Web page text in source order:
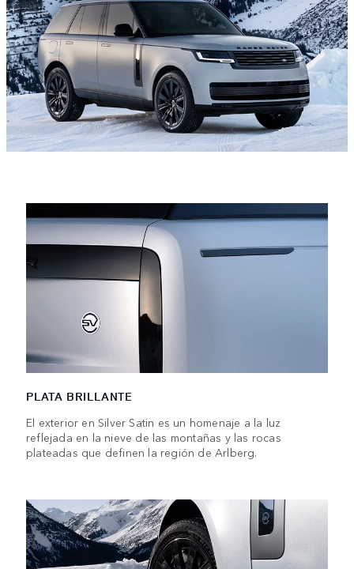
PLATA BRILLANTE
El exterior en Silver Satin es un homenaje a la luz
reflejada en la nieve de las montañas y las rocas
plateadas que definen la región de Arlberg.